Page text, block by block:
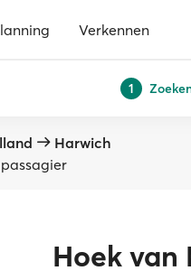
Verkennen
1
Harwich
passagier
Hoek van